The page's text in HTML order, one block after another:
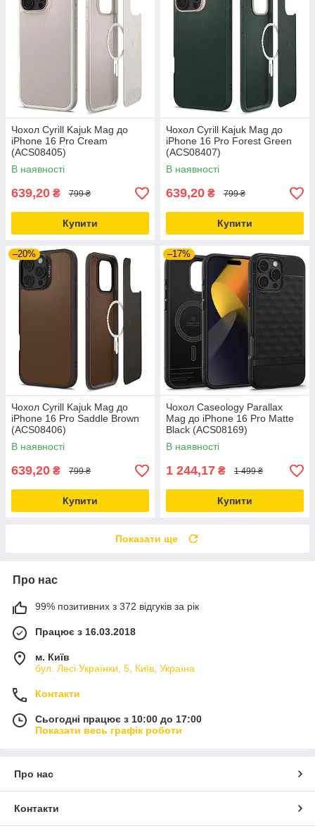
Чохол Cyrill Kajuk Mag до
iPhone 16 Pro Cream
(ACS08405)
В наявності
639,20 ₴ 799 ₴
Купити
Чохол Cyrill Kajuk Mag до
iPhone 16 Pro Forest Green
(ACS08407)
В наявності
639,20 ₴ 799 ₴
Купити
–20%
Чохол Cyrill Kajuk Mag до
iPhone 16 Pro Saddle Brown
(ACS08406)
В наявності
639,20 ₴ 799 ₴
Купити
–17%
Чохол Caseology Parallax
Mag до iPhone 16 Pro Matte
Black (ACS08169)
В наявності
1 244,17 ₴ 1 499 ₴
Купити
Показати ще
Про нас
99% позитивних з 372 відгуків за рік
Працює з 16.03.2018
м. Київ
бул. Лесі Українки, 5, Київ, Україна
Контакти
Сьогодні працює з 10:00 до 17:00
Показати весь графік роботи
Про нас
Контакти